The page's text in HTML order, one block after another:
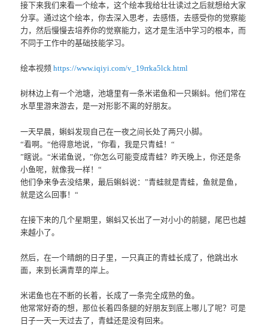
接下来我们来看一个绘本，这个绘本我给壮壮读过之后就想给大家
分享。通过这个绘本，你去深入思考，去感悟，去感受你的觉察能
力，然后慢慢去培养你的觉察能力，这才是生活中学习的根本，而
不同于工作中的基础技能学习。
绘本视频https://www.iqiyi.com/v_19rrka5lck.html
树林边上有一个池塘，池塘里有一条米诺鱼和一只蝌蚪。他们常在
水草里游来游去，是一对形影不离的好朋友。
一天早晨，蝌蚪发现自己在一夜之间长处了两只小脚。
“看啊。“他得意地说，”你看，我是只青蛙！“
”瞎说。“米诺鱼说，”你怎么可能变成青蛙？昨天晚上，你还是条
小鱼呢，就像我一样！“
他们争来争去没结果，最后蝌蚪说：”青蛙就是青蛙，鱼就是鱼，
就是这么回事！“
在接下来的几个星期里，蝌蚪又长出了一对小小的前腿，尾巴也越
来越小了。
然后，在一个晴朗的日子里，一只真正的青蛙长成了，他跳出水
面，来到长满青草的岸上。
米诺鱼也在不断的长着，长成了一条完全成熟的鱼。
他常常好奇的想，那位长着四条腿的好朋友到底上哪儿了呢？可是
日子一天一天过去了，青蛙还是没有回来。